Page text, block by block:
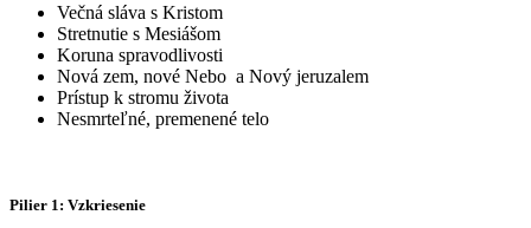
Večná sláva s Kristom
Stretnutie s Mesiášom
Koruna spravodlivosti
Nová zem, nové Nebo a Nový jeruzalem
Prístup k stromu života
Nesmrteľné, premenené telo
Pilier 1: Vzkriesenie